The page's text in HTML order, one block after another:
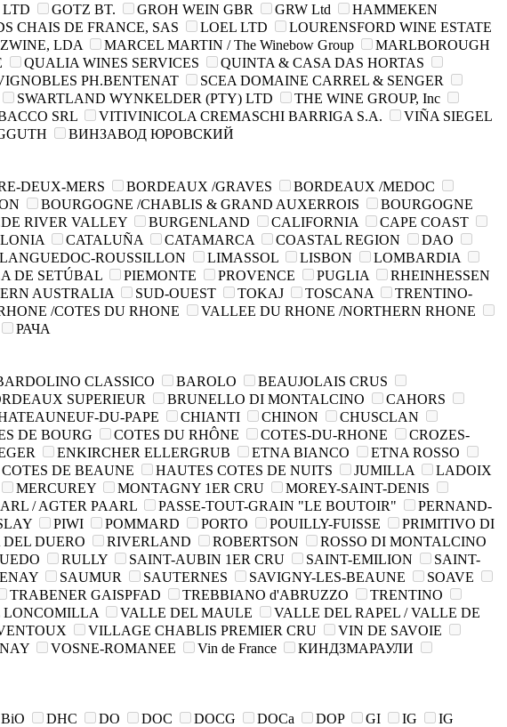
LTD GOTZ BT. GROH WEIN GBR GRW Ltd
HAMMEKEN
CHAIS DE FRANCE, SAS LOEL LTD
LOURENSFORD WINE ESTATE
LDA MARCEL MARTIN / The Winebow Group
MARLBOROUGH
QUALIA WINES SERVICES
QUINTA & CASA DAS HORTAS
PH.BENTENAT
SCEA DOMAINE CARREL & SENGER
SWARTLAND WYNKELDER (PTY) LTD
THE WINE GROUP, Inc
SRL VITIVINICOLA CREMASCHI BARRIGA S.A.
VIÑA SIEGEL
ВИНЗАВОД ЮРОВСКИЙ
DEUX-MERS BORDEAUX /GRAVES
BORDEAUX /MEDOC
BOURGOGNE /CHABLIS & GRAND AUXERROIS
BOURGOGNE
RIVER VALLEY BURGENLAND CALIFORNIA
CAPE COAST
CATALUÑA CATAMARCA COASTAL REGION
DAO
LANGUEDOC-ROUSSILLON LIMASSOL LISBON
LOMBARDIA
DE SETÚBAL PIEMONTE PROVENCE PUGLIA
RHEINHESSEN
AUSTRALIA SUD-OUEST TOKAJ TOSCANA
TRENTINO-
/COTES DU RHONE
VALLEE DU RHONE /NORTHERN RHONE
РАЧА
CLASSICO BAROLO
BEAUJOLAIS CRUS
SUPERIEUR BRUNELLO DI MONTALCINO
CAHORS
DU-PAPE CHIANTI CHINON
CHUSCLAN
DE BOURG COTES DU RHÔNE COTES-DU-RHONE
CROZES-
ENKIRCHER ELLERGRUB ETNA BIANCO
ETNA ROSSO
DE BEAUNE HAUTES COTES DE NUITS JUMILLA
LADOIX
MERCUREY MONTAGNY 1ER CRU
MOREY-SAINT-DENIS
/ AGTER PAARL PASSE-TOUT-GRAIN "LE BOUTOIR"
PERNAND-
PIWI POMMARD PORTO POUILLY-FUISSE
PRIMITIVO DI
DUERO RIVERLAND ROBERTSON
ROSSO DI MONTALCINO
RULLY SAINT-AUBIN 1ER CRU SAINT-EMILION
SAINT-
SAUMUR SAUTERNES SAVIGNY-LES-BEAUNE
SOAVE
TRABENER GAISPFAD TREBBIANO d'ABRUZZO
TRENTINO
LONCOMILLA VALLE DEL MAULE
VALLE DEL RAPEL / VALLE DE
VILLAGE CHABLIS PREMIER CRU
VIN DE SAVOIE
VOSNE-ROMANEE Vin de France
КИНДЗМАРАУЛИ
BiO DHC DO DOC DOCG DOCa DOP GI IG IG